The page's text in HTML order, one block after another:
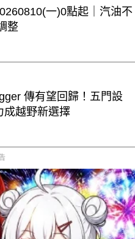
一)0點起｜汽油不
整
傳有望回歸！五門設
成越野新選擇